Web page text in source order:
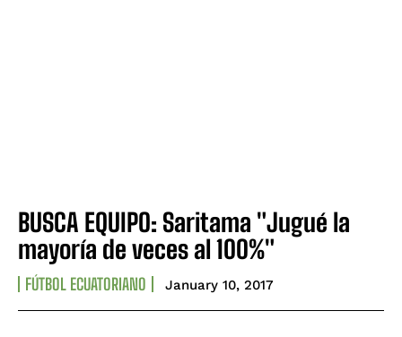
BUSCA EQUIPO: Saritama "Jugué la
mayoría de veces al 100%"
FÚTBOL ECUATORIANO January 10, 2017